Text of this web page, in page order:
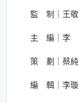
監 制｜王
主 編｜李
策 劃｜蔡
編 輯｜李璇